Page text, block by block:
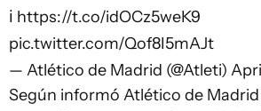
ℹ https://t.co/idOCz5weK9
pic.twitter.com/Qof8I5mAJt
— Atlético de Madrid (@Atleti)
Según informó Atlético de